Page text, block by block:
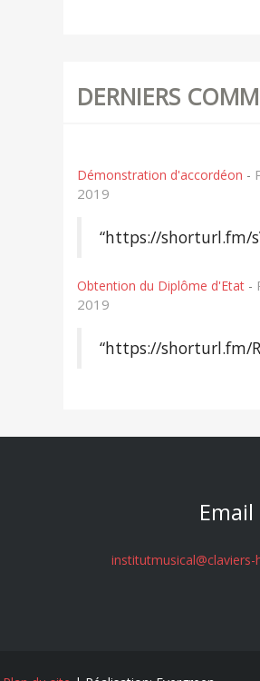
DERNIERS
Démonstration d'accordéon -
2019
“https://shorturl.fm/
Obtention du Diplôme d'Etat -
2019
“https://shorturl.fm/
Email